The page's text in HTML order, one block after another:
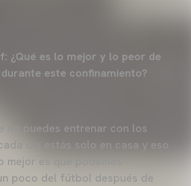
¿Qué es lo mejor y lo peor de
durante este confinamiento?
no puedes entrenar con los
día estás solo en casa y eso
mejor es que podemos
poco del fútbol después de